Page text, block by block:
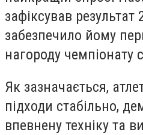
зафіксував результат
забезпечило йому
нагороду чемпіонату
Як зазначається,
підходи стабільно,
впевнену техніку та